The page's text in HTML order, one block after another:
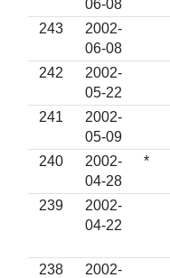
06-08
243
2002-
06-08
242
2002-
05-22
241
2002-
05-09
240
2002-
04-28
*
239
2002-
04-22
238
2002-